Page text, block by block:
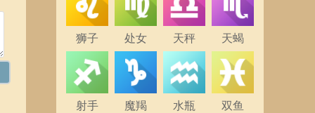
狮子 处女 天秤 天蝎
射手 魔羯 水瓶 双鱼